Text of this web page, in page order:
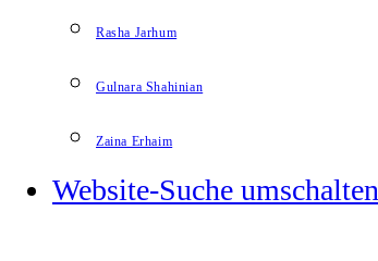
Rasha Jarhum
Gulnara Shahinian
Zaina Erhaim
Website-Suche umschalten